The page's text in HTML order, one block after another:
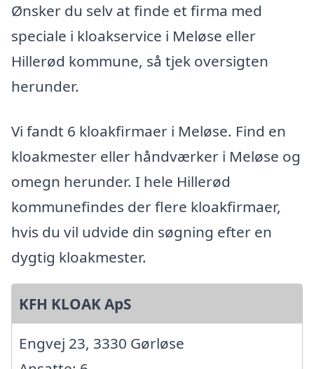
Ønsker du selv at finde et firma med
speciale i kloakservice i Meløse eller
Hillerød kommune, så tjek oversigten
herunder.
Vi fandt 6 kloakfirmaer i Meløse. Find en
kloakmester eller håndværker i Meløse og
omegn herunder. I hele Hillerød
kommunefindes der flere kloakfirmaer,
hvis du vil udvide din søgning efter en
dygtig kloakmester.
KFH KLOAK ApS
Engvej 23, 3330 Gørløse